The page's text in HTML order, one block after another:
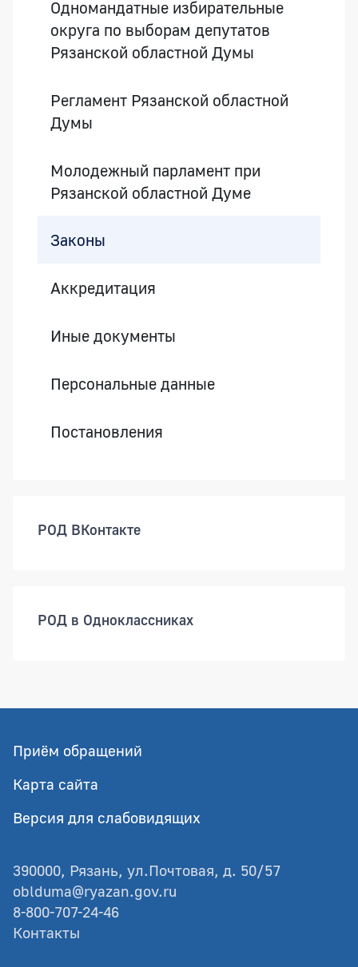
Одномандатные избирательные
округа по выборам депутатов
Рязанской областной Думы
Регламент Рязанской областной
Думы
Молодежный парламент при
Рязанской областной Думе
Законы
Аккредитация
Иные документы
Персональные данные
Постановления
РОД ВКонтакте
РОД в Одноклассниках
Приём обращений
Карта сайта
Версия для слабовидящих
390000, Рязань, ул.Почтовая, д. 50/57
oblduma@ryazan.gov.ru
8-800-707-24-46
Контакты